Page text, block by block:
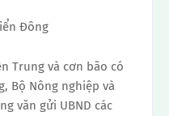
Đông
Trung và cơn bão có
Bộ Nông nghiệp và
văn gửi UBND các